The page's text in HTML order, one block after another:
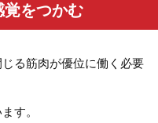
覚をつかむ
る筋肉が優位に働く必要
す。